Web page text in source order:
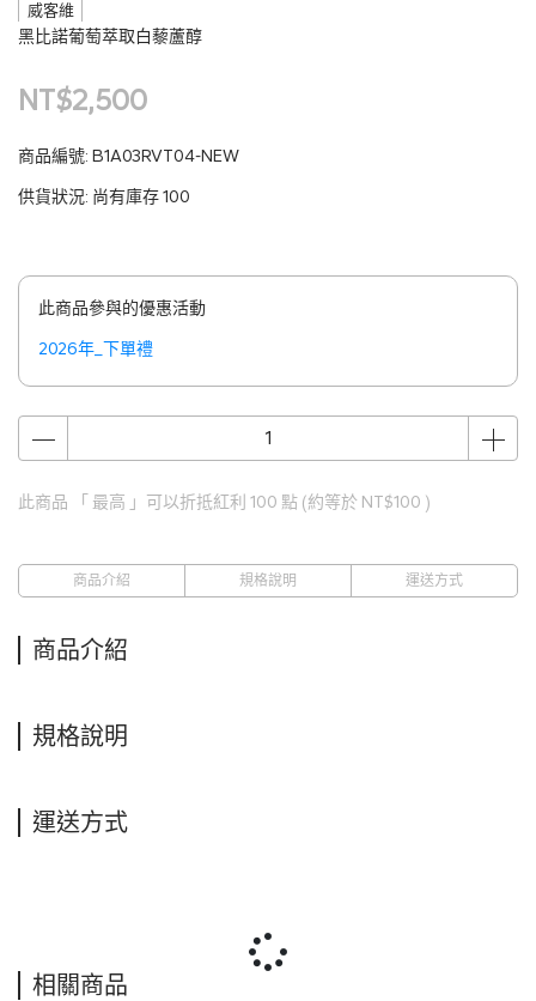
威客維
黑比諾葡萄萃取白藜蘆醇
NT$2,500
商品編號: B1A03RVT04-NEW
供貨狀況: 尚有庫存 100
此商品參與的優惠活動
2026年_下單禮
此商品 「 最高 」可以折抵紅利 100 點 (約等於 NT$100 )
商品介紹 規格說明 運送方式
商品介紹
規格說明
運送方式
相關商品